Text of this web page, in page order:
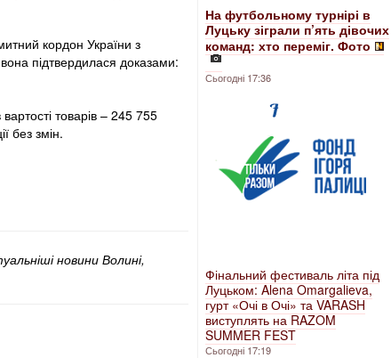
кордон України з
підтвердилася доказами:
товарів – 245 755
без змін.
новини Волині,
На футбольному турнірі в
Луцьку зіграли п’ять дівочих
команд: хто переміг. Фото
Сьогодні 17:36
Фінальний фестиваль літа під
Луцьком: Alena Omargalieva,
гурт «Очі в Очі» та VARASH
виступлять на RAZOM
SUMMER FEST
Сьогодні 17:19